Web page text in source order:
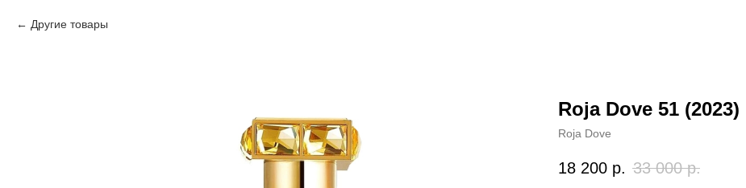
Другие товары
Roja Dove 51 (2023)
Roja Dove
18 200 р. 33 000 р.